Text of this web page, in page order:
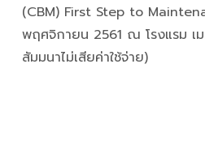
(CBM) First Step to
พฤศจิกายน 2561 ณ โรงแรม เ
สัมมนาไม่เสียค่าใช้จ่าย)